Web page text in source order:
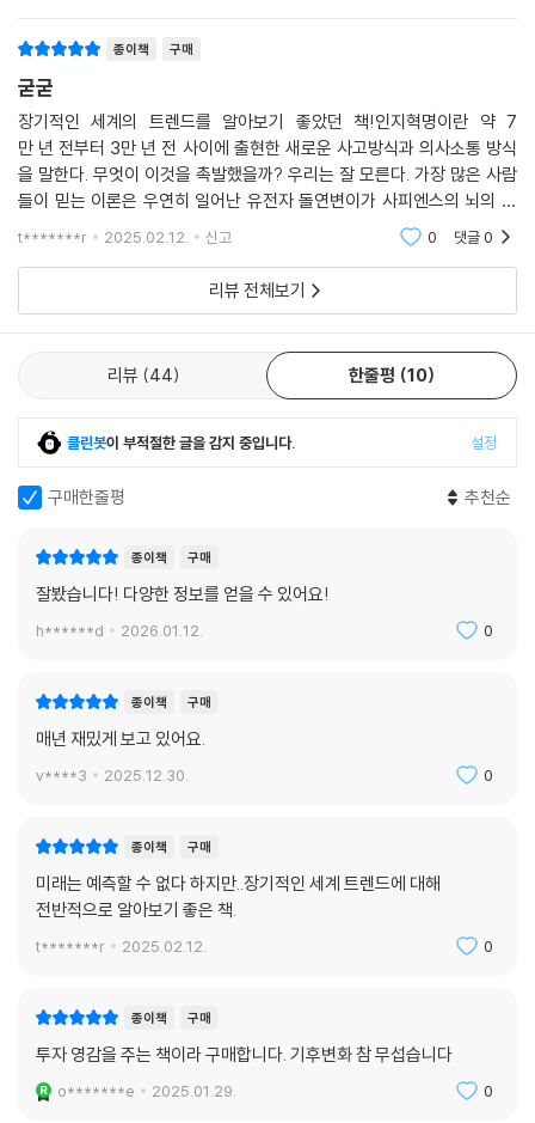
름
『세계미래보고서 2025-2035』에서는 그 외에도 우리가 매번 관심을 갖
고 살펴봤던 의료기술의 혁신과 새로운 이동수단의 현실화 등 미래 중점
산업이 될 차세대 기술들을 점검한다. 그중에서도 눈여겨봐야 할 것은 로
봇 기술이다. 그동안 로봇은 입력된 프로그램대로 움직이는 기계에 불과했
지만, AI의 발달과 함께 로봇의 개발도 빨라지고 있다. 로봇 분야 전문가들
은 2050년에는 인간보다 안드로이드 로봇의 수가 더 많아질 것으로 예측
바꾸는 혁신을 가져올 기술로 주목받고 있다. 삶의 동반자는 물론 몸속에
서 몸을 치료하는 나노봇 같은 아주 작은 로봇부터 바다나 우주에서 인간
펴볼 수 있다. 『세계미래보고서』는 앞서 노벨상을 받은 두 분야, 머신러닝
했다. 이번에 소개하는 다양한 기술과 트렌드 역시 수년 후에는 중심기술
살펴보는 기회를 얻기를 바란다.
종이책 구매
굳굳
장기적인 세계의 트렌드를 알아보기 좋았던 책!인지혁명이란 약 7
만 년 전부터 3만 년 전 사이에 출현한 새로운 사고방식과 의사소통 방식
을 말한다. 무엇이 이것을 촉발했을까? 우리는 잘 모른다. 가장 많은 사람
들이 믿는 이론은 우연히 일어난 유전자 돌연변이가 사피엔스의 뇌의 내
부배선을 바꿨다는 것이다. 그 덕분에 전에 없던 방식으로 생각할 수 있
t*******r 2025.02.12. 신고 0 댓글0
리뷰 전체보기
리뷰 44 한줄평 10
클린봇이 부적절한 글을 감지 중입니다. 설정
구매한줄평 추천순
종이책 구매
잘봤습니다! 다양한 정보를 얻을 수 있어요!
h******d 2026.01.12. 0
종이책 구매
매년 재밌게 보고 있어요.
v****3 2025.12.30. 0
종이책 구매
미래는 예측할 수 없다 하지만..장기적인 세계 트렌드에 대해
전반적으로 알아보기 좋은 책.
t*******r 2025.02.12. 0
종이책 구매
투자 영감을 주는 책이라 구매합니다. 기후변화 참 무섭습니다
o*******e 2025.01.29. 0